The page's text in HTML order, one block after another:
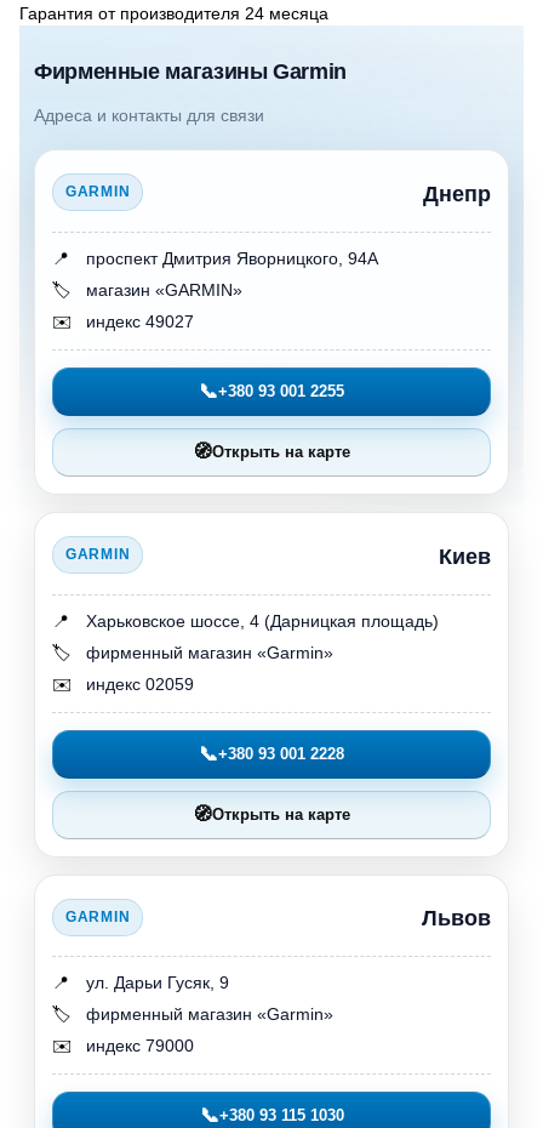
Гарантия от производителя 24 месяцa
Фирменные магазины Garmin
Адреса и контакты для связи
GARMIN Днепр
📍
проспект Дмитрия Яворницкого, 94А
🏷️
магазин «GARMIN»
✉️
индекс 49027
📞+380 93 001 2255
🧭Открыть на карте
GARMIN Киев
📍
Харьковское шоссе, 4 (Дарницкая площадь)
🏷️
фирменный магазин «Garmin»
✉️
индекс 02059
📞+380 93 001 2228
🧭Открыть на карте
GARMIN Львов
📍
ул. Дарьи Гусяк, 9
🏷️
фирменный магазин «Garmin»
✉️
индекс 79000
📞+380 93 115 1030